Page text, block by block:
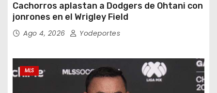
Cachorros aplastan a Dodgers de Ohtani con
jonrones en el Wrigley Field
Ago 4, 2026 Yodeportes
MLS